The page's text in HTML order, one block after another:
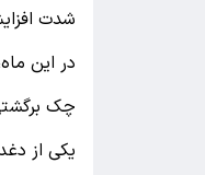
شدت
در این ماه، ۲۹۳ هزار و ۲۹۰ عدد دسته‌چک الکترونیک صادر شده است که این رقم نیز
چک برگشتی
یکی از